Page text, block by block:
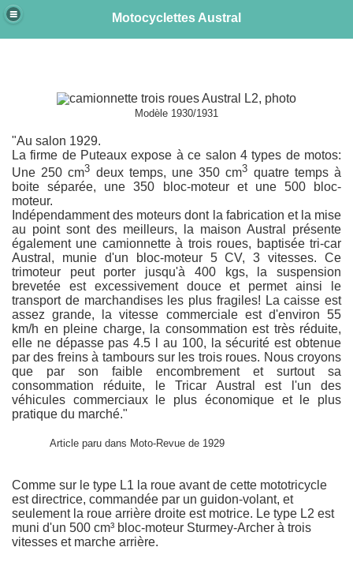
Motocyclettes Austral
Modèle 1930/1931
"Au salon 1929.
La firme de Puteaux expose à ce salon 4 types de motos:
Une 250 cm3 deux temps, une 350 cm3 quatre temps à
boite séparée, une 350 bloc-moteur et une 500 bloc-
moteur.
Indépendamment des moteurs dont la fabrication et la mise
au point sont des meilleurs, la maison Austral présente
également une camionnette à trois roues, baptisée tri-car
Austral, munie d'un bloc-moteur 5 CV, 3 vitesses. Ce
trimoteur peut porter jusqu'à 400 kgs, la suspension
brevetée est excessivement douce et permet ainsi le
transport de marchandises les plus fragiles! La caisse est
assez grande, la vitesse commerciale est d'environ 55
km/h en pleine charge, la consommation est très réduite,
elle ne dépasse pas 4.5 l au 100, la sécurité est obtenue
par des freins à tambours sur les trois roues. Nous croyons
que par son faible encombrement et surtout sa
consommation réduite, le Tricar Austral est l'un des
véhicules commerciaux le plus économique et le plus
pratique du marché."
Article paru dans Moto-Revue de 1929
Comme sur le type L1 la roue avant de cette mototricycle
est directrice, commandée par un guidon-volant, et
seulement la roue arrière droite est motrice. Le type L2 est
muni d'un 500 cm³ bloc-moteur Sturmey-Archer à trois
vitesses et marche arrière.
sur l'apparence des motos Austral.